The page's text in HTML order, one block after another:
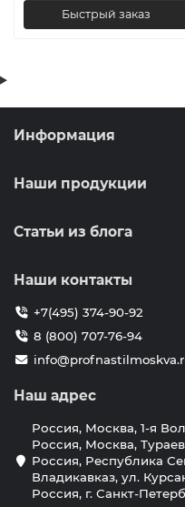
Быстрый заказ
Информация
Наши продукции
Статьи из блога
Наши контакты
+7(495) 374-90-92
8 (800) 707-76-94
Наш адрес
Россия, Москва, 1-я
Россия, Москва,
Россия, Республика
Владикавказ, ул.
Россия, г. Санкт-